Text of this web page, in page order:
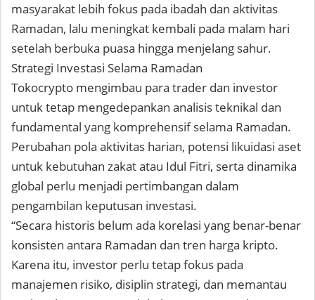
masyarakat lebih fokus pada ibadah dan aktivitas
Ramadan, lalu meningkat kembali pada malam hari
setelah berbuka puasa hingga menjelang sahur.
Strategi Investasi Selama Ramadan
Tokocrypto mengimbau para trader dan investor
untuk tetap mengedepankan analisis teknikal dan
fundamental yang komprehensif selama Ramadan.
Perubahan pola aktivitas harian, potensi likuidasi aset
untuk kebutuhan zakat atau Idul Fitri, serta dinamika
global perlu menjadi pertimbangan dalam
pengambilan keputusan investasi.
“Secara historis belum ada korelasi yang benar-benar
konsisten antara Ramadan dan tren harga kripto.
Karena itu, investor perlu tetap fokus pada
manajemen risiko, disiplin strategi, dan memantau